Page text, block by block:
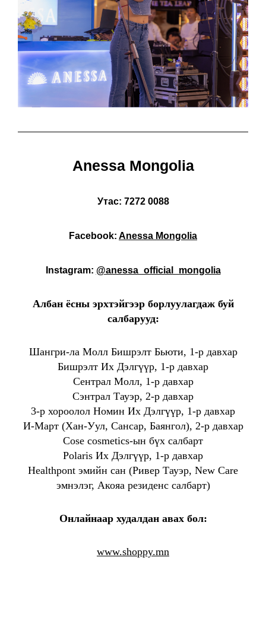
Anessa Mongolia
Утас: 7272 0088
Facebook: Anessa Mongolia
Instagram: @anessa_official_mongolia
Албан ёсны эрхтэйгээр борлуулагдаж буй
салбарууд:
Шангри-ла Молл Бишрэлт Бьюти, 1-р давхар
Бишрэлт Их Дэлгүүр, 1-р давхар
Сентрал Молл, 1-р давхар
Сэнтрал Тауэр, 2-р давхар
3-р хороолол Номин Их Дэлгүүр, 1-р давхар
И-Март (Хан-Уул, Сансар, Баянгол), 2-р давхар
Cose cosmetics-ын бүх салбарт
Polaris Их Дэлгүүр, 1-р давхар
Healthpont эмийн сан (Ривер Тауэр, New Care
эмнэлэг, Акояа резиденс салбарт)
Онлайнаар худалдан авах бол:
www.shoppy.mn